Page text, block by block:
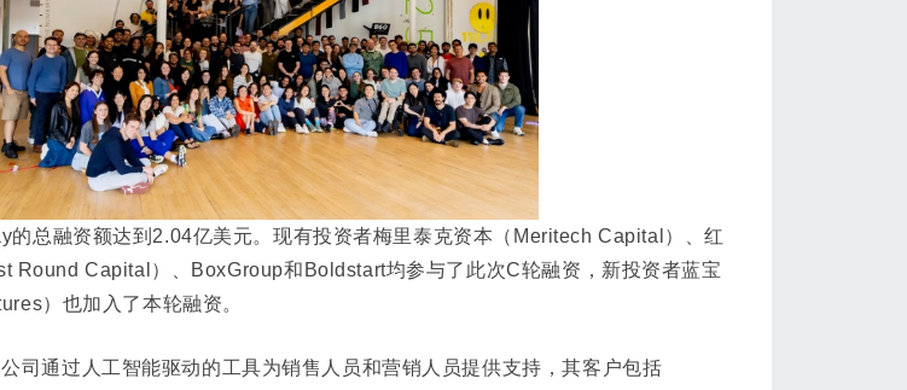
的总融资额达到2.04亿美元。现有投资者梅里泰克资本（Meritech Capital）、红
Round Capital）、BoxGroup和Boldstart均参与了此次C轮融资，新投资者蓝宝
）也加入了本轮融资。
司通过人工 智能驱动的工具为销售人员和营销人员提供支持，其客户包括